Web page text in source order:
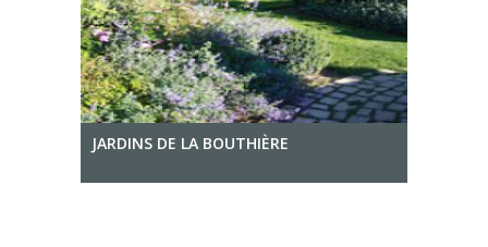
JARDINS DE LA BOUTHIÈRE